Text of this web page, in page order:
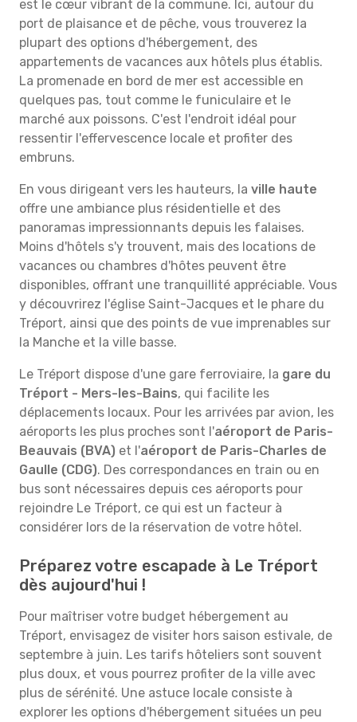
est le cœur vibrant de la commune. Ici, autour du
port de plaisance et de pêche, vous trouverez la
plupart des options d'hébergement, des
appartements de vacances aux hôtels plus établis.
La promenade en bord de mer est accessible en
quelques pas, tout comme le funiculaire et le
marché aux poissons. C'est l'endroit idéal pour
ressentir l'effervescence locale et profiter des
embruns.
En vous dirigeant vers les hauteurs, la ville haute
offre une ambiance plus résidentielle et des
panoramas impressionnants depuis les falaises.
Moins d'hôtels s'y trouvent, mais des locations de
vacances ou chambres d'hôtes peuvent être
disponibles, offrant une tranquillité appréciable. Vous
y découvrirez l'église Saint-Jacques et le phare du
Tréport, ainsi que des points de vue imprenables sur
la Manche et la ville basse.
Le Tréport dispose d'une gare ferroviaire, la gare du
Tréport - Mers-les-Bains, qui facilite les
déplacements locaux. Pour les arrivées par avion, les
aéroports les plus proches sont l'aéroport de Paris-
Beauvais (BVA) et l'aéroport de Paris-Charles de
Gaulle (CDG). Des correspondances en train ou en
bus sont nécessaires depuis ces aéroports pour
rejoindre Le Tréport, ce qui est un facteur à
considérer lors de la réservation de votre hôtel.
Préparez votre escapade à Le Tréport
dès aujourd'hui !
Pour maîtriser votre budget hébergement au
Tréport, envisagez de visiter hors saison estivale, de
septembre à juin. Les tarifs hôteliers sont souvent
plus doux, et vous pourrez profiter de la ville avec
plus de sérénité. Une astuce locale consiste à
explorer les options d'hébergement situées un peu